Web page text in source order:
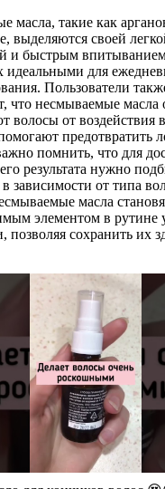
масла, такие как
выделяются своей
и быстрым
идеальными для
Пользователи
что несмываемые масла
волосы от воздействия
предотвратить
помнить, что для
результата нужно
в зависимости от типа
масла
элементом в рутине
позволяя сохранить их